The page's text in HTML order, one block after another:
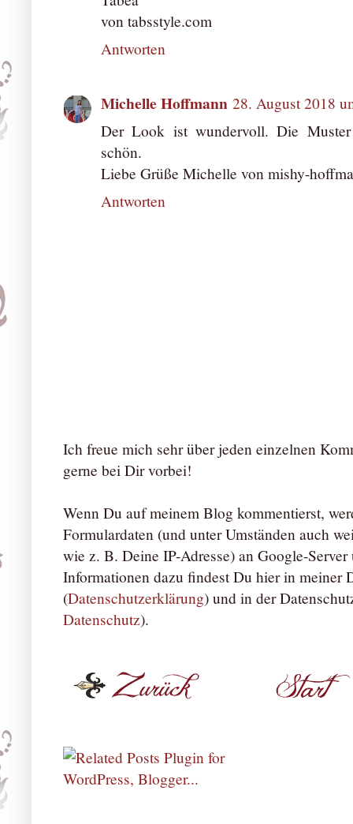
von tabsstyle.com
Antworten
Michelle Hoffmann 28. August 2018
Der Look ist wundervoll. Die
schön.
Liebe Grüße Michelle von mishy-
Antworten
Ich freue mich sehr über jeden einzelnen
gerne bei Dir vorbei!
Wenn Du auf meinem Blog kommentierst,
Formulardaten (und unter Umständen auch
wie z. B. Deine IP-Adresse) an Google-
Informationen dazu findest Du hier in meiner
(Datenschutzerklärung) und in der
Datenschutz).